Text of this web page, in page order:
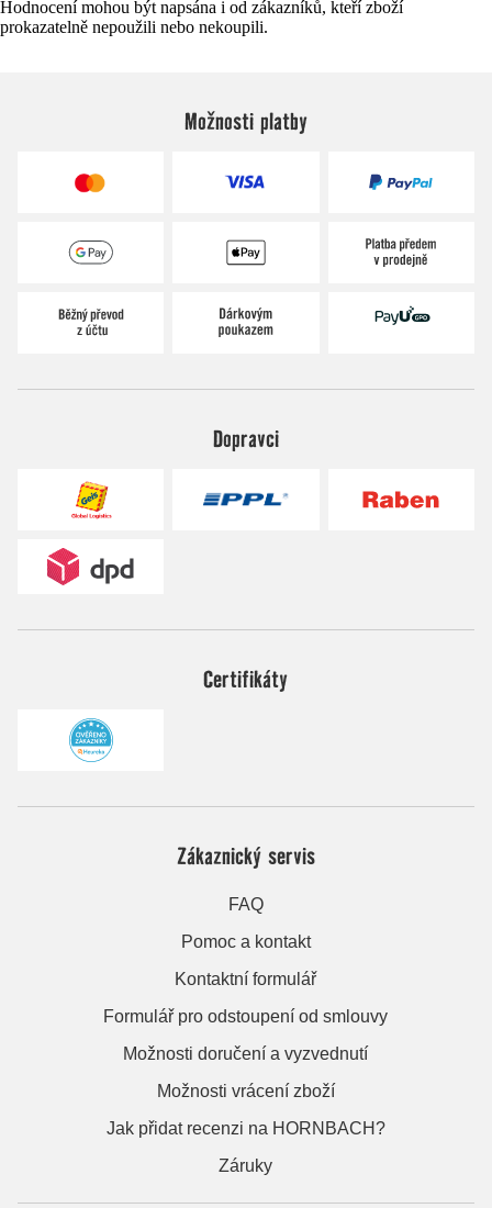
Hodnocení mohou být napsána i od zákazníků, kteří zboží
prokazatelně nepoužili nebo nekoupili.
Možnosti platby
Dopravci
Certifikáty
Zákaznický servis
FAQ
Pomoc a kontakt
Kontaktní formulář
Formulář pro odstoupení od smlouvy
Možnosti doručení a vyzvednutí
Možnosti vrácení zboží
Jak přidat recenzi na HORNBACH?
Záruky